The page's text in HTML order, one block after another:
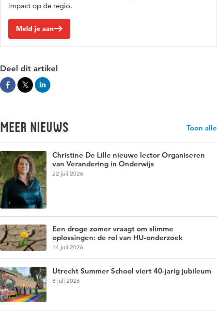
impact op de regio.
Meld je aan
Deel dit artikel
Meer nieuws Toon alle
Christine De Lille nieuwe lector Organiseren
van Verandering in Onderwijs
22 juli 2026
Een droge zomer vraagt om slimme
oplossingen: de rol van HU-onderzoek
14 juli 2026
Utrecht Summer School viert 40-jarig jubileum
8 juli 2026